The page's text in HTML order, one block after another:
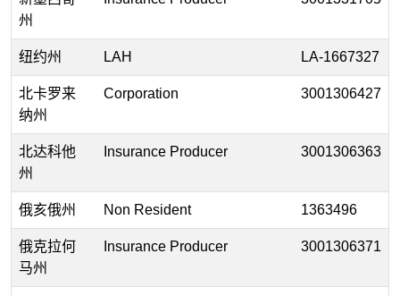
州
纽约州 LAH LA-1667327
北卡罗来
纳州
Corporation 3001306427
北达科他
州
Insurance Producer 3001306363
俄亥俄州 Non Resident 1363496
俄克拉何
马州
Insurance Producer 3001306371